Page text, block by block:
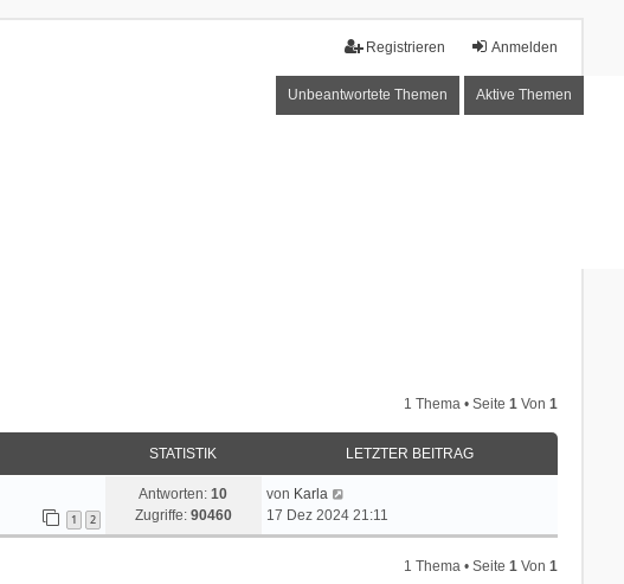
Anmelden
Registrieren
Unbeantwortete Themen Aktive Themen
1 Thema • Seite1 Von1
STATISTIK LETZTER BEITRAG
1 2
Antworten:10
Zugriffe: 90460
von Karla
17 Dez 2024 21:11
1 Thema • Seite1 Von1